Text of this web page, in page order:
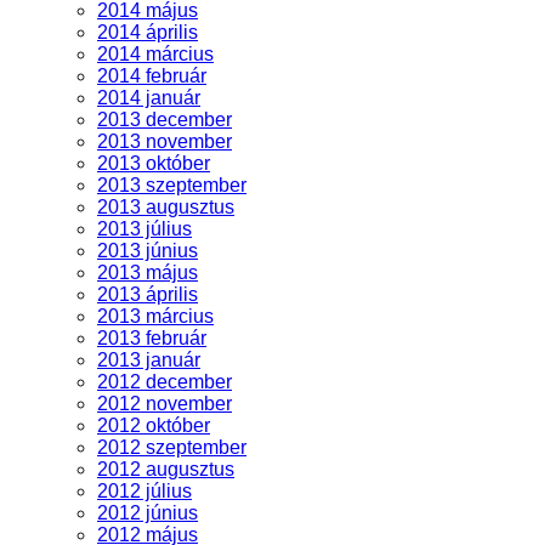
2014 május
2014 április
2014 március
2014 február
2014 január
2013 december
2013 november
2013 október
2013 szeptember
2013 augusztus
2013 július
2013 június
2013 május
2013 április
2013 március
2013 február
2013 január
2012 december
2012 november
2012 október
2012 szeptember
2012 augusztus
2012 július
2012 június
2012 május